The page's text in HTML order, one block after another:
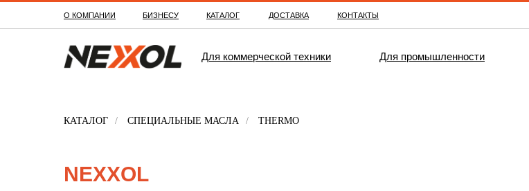
Для коммерческой техники Для промышленности
О КОМПАНИИ БИЗНЕСУ КАТАЛОГ ДОСТАВКА КОНТАКТЫ
КАТАЛОГ / СПЕЦИАЛЬНЫЕ МАСЛА / THERMO
NEXXOL